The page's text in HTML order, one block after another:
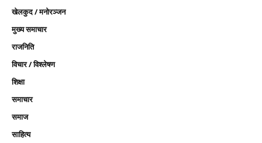
खेलकुद / मनोरञ्जन
मुख्य समाचार
राजनिति
विचार / विश्लेषण
शिक्षा
समाचार
समाज
साहित्य